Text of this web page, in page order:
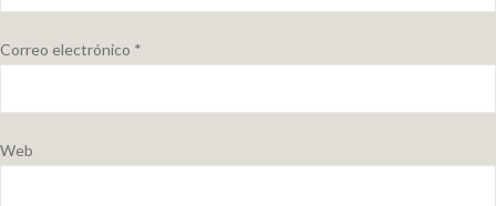
Correo electrónico *
Web